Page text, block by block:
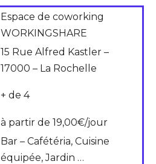
Espace de coworking
WORKINGSHARE
15 Rue Alfred Kastler –
17000 – La Rochelle
+ de 4
à partir de 19,00€/jour
Bar – Cafétéria, Cuisine
équipée, Jardin …